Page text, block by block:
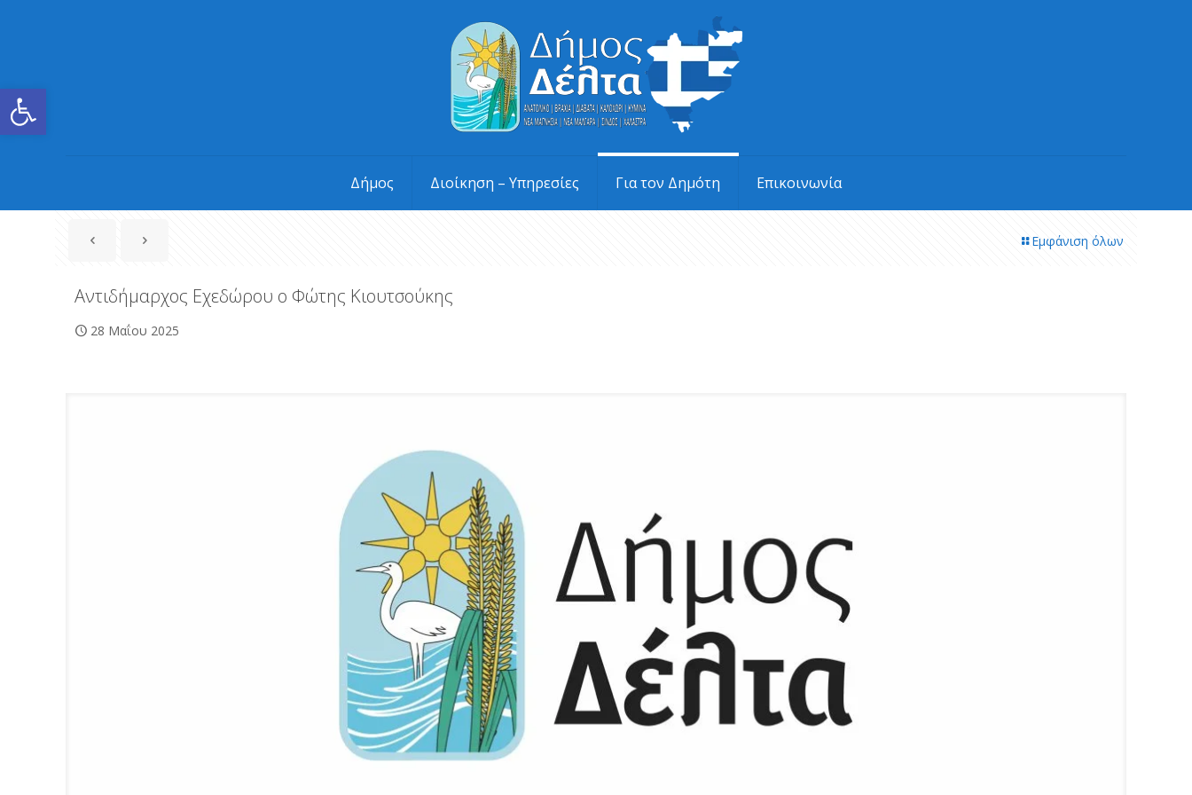
Ανοίξτε τη γραμμή εργαλείων
Δήμος Διοίκηση – Υπηρεσίες Για τον Δημότη Επικοινωνία
Εμφάνιση όλων
Αντιδήμαρχος Εχεδώρου ο Φώτης Κιουτσούκης
28 Μαΐου 2025